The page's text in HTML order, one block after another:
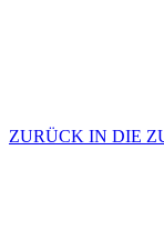
ZURÜCK IN DIE